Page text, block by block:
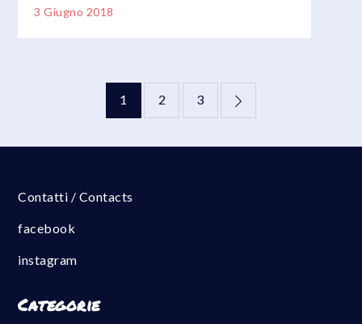
3 Giugno 2018
Paginazione
degli
articoli
1 2 3
Contatti / Contacts
facebook
instagram
Categorie